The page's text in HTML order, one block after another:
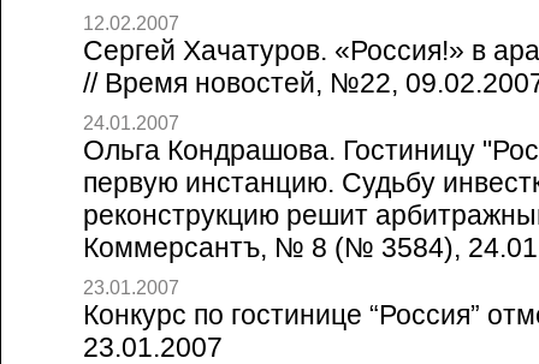
12.02.2007
Сергей Хачатуров. «Россия!» в
// Время новостей, №22,
24.01.2007
Ольга Кондрашова. Гостиницу
первую инстанцию. Судьбу
реконструкцию решит
Коммерсантъ, № 8 (№ 3584),
23.01.2007
Конкурс по гостинице “Россия”
23.01.2007